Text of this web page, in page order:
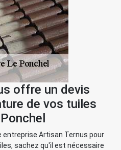
offre un devis
de vos tuiles
entreprise Artisan Ternus pour
sachez qu'il est nécessaire